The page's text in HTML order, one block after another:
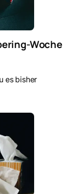
Woche
es bisher